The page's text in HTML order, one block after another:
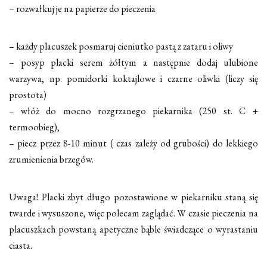
– rozwałkuj je na papierze do pieczenia
– każdy placuszek posmaruj cieniutko pastą z zataru i oliwy
– posyp placki serem żółtym a następnie dodaj ulubione
warzywa, np. pomidorki koktajlowe i czarne oliwki (liczy się
prostota)
– włóż do mocno rozgrzanego piekarnika (250 st. C +
termoobieg),
– piecz przez 8-10 minut ( czas zależy od grubości) do lekkiego
zrumienienia brzegów.
Uwaga! Placki zbyt długo pozostawione w piekarniku staną się
twarde i wysuszone, więc polecam zaglądać. W czasie pieczenia na
placuszkach powstaną apetyczne bąble świadczące o wyrastaniu
ciasta.